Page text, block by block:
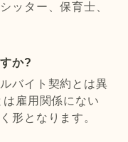
ッター、保育士、
か?
バイト契約とは異
雇用関係にない
形となります。